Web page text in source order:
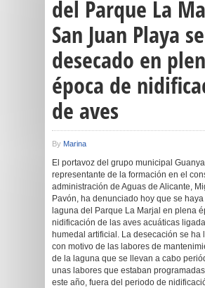
del Parque La
San Juan Playa
desecado en
época de
de aves
By Marina
El portavoz del grupo municipal
representante de la formación en el
administración de Aguas de Alicante,
Pavón, ha denunciado hoy que se
laguna del Parque La Marjal en plena
nidificación de las aves acuáticas
humedal artificial. La desecación se ha
con motivo de las labores de
de la laguna que se llevan a cabo
unas labores que estaban
este año, fuera del periodo de